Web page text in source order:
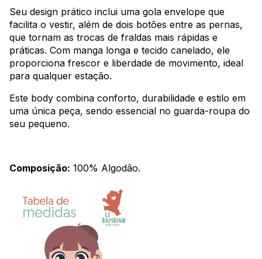
Seu design prático inclui uma gola envelope que
facilita o vestir, além de dois botões entre as pernas,
que tornam as trocas de fraldas mais rápidas e
práticas. Com manga longa e tecido canelado, ele
proporciona frescor e liberdade de movimento, ideal
para qualquer estação.
Este body combina conforto, durabilidade e estilo em
uma única peça, sendo essencial no guarda-roupa do
seu pequeno.
Composição: 100% Algodão.